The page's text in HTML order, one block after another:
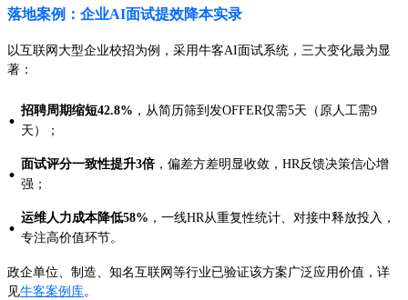
落地案例：企业AI面试提效降本实录
以互联网大型企业校招为例，采用牛客AI面试系统，三大变化最为显
著：
· 招聘周期缩短42.8% ，从简历筛到发OFFER仅需5天（原人工需9
天）；
· 面试评分一致性提升3倍，偏差方差明显收敛，HR反馈决策信心增
强；
· 运维人力成本降低58% ，一线HR从重复性统计、对接中释放投入，
专注高价值环节。
政企单位、制造、知名互联网等行业已验证该方案广泛应用价值，详
见牛客案例库。